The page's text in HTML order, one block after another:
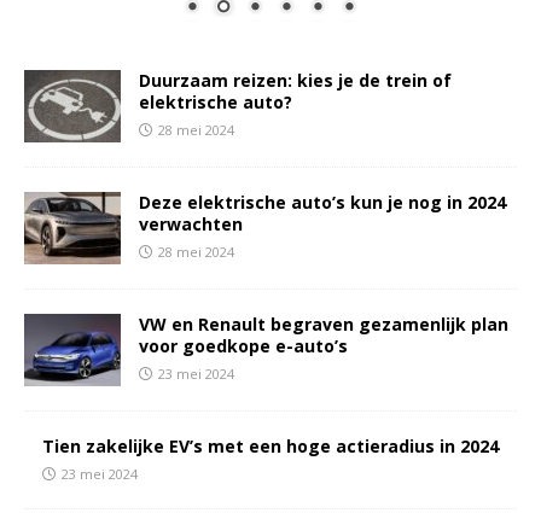
Duurzaam reizen: kies je de trein of
elektrische auto?
28 mei 2024
Deze elektrische auto’s kun je nog in 2024
verwachten
28 mei 2024
VW en Renault begraven gezamenlijk plan
voor goedkope e-auto’s
23 mei 2024
Tien zakelijke EV’s met een hoge actieradius in 2024
23 mei 2024